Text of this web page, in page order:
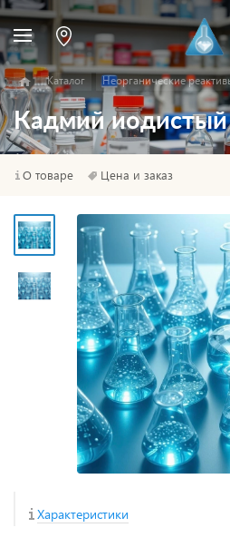
Каталог Неорганические
Кадмий
О товаре Цена и заказ
Характеристики